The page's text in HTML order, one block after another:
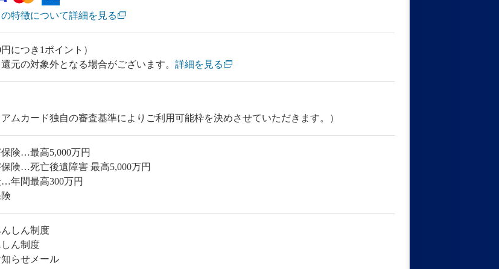
特徴について詳細を見る
につき1ポイント）
元の対象外となる場合がございます。 詳細を見る
アムカード独自の審査基準によりご利用可能枠を決めさせていただきます。）
険…最高5,000万円
険…死亡後遺障害 最高5,000万円
年間最高300万円
しん制度
ん制度
らせメール